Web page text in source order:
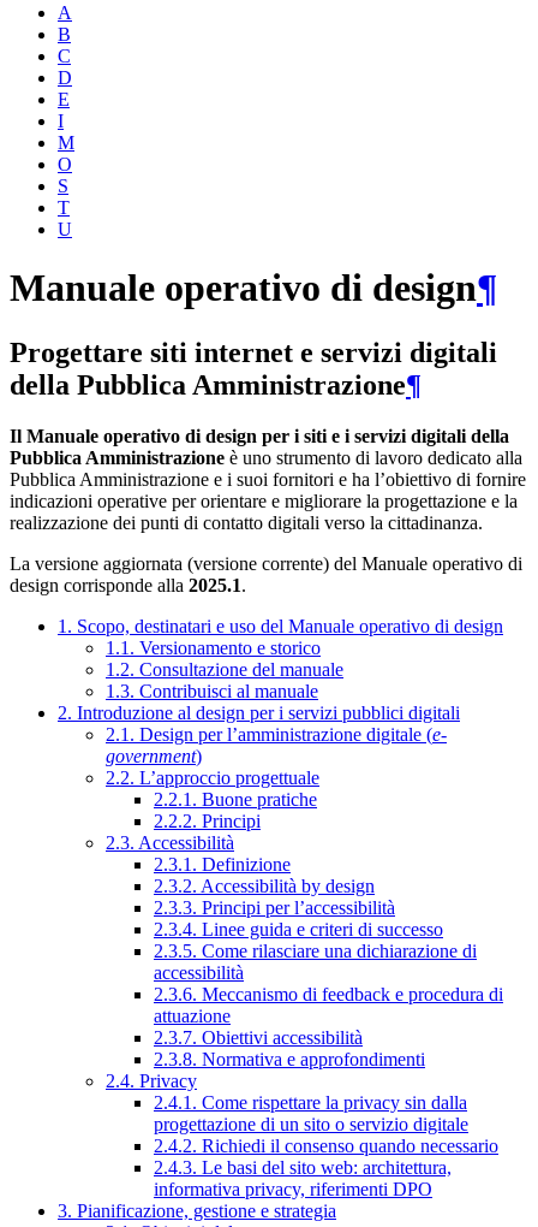
A
B
C
D
E
I
M
O
S
T
U
Manuale operativo di design¶
Progettare siti internet e servizi digitali
della Pubblica Amministrazione¶
Il Manuale operativo di design per i siti e i servizi digitali della
Pubblica Amministrazione è uno strumento di lavoro dedicato alla
Pubblica Amministrazione e i suoi fornitori e ha l’obiettivo di fornire
indicazioni operative per orientare e migliorare la progettazione e la
realizzazione dei punti di contatto digitali verso la cittadinanza.
La versione aggiornata (versione corrente) del Manuale operativo di
design corrisponde alla 2025.1.
1. Scopo, destinatari e uso del Manuale operativo di design
1.1. Versionamento e storico
1.2. Consultazione del manuale
1.3. Contribuisci al manuale
2. Introduzione al design per i servizi pubblici digitali
2.1. Design per l’amministrazione digitale (e-
government)
2.2. L’approccio progettuale
2.2.1. Buone pratiche
2.2.2. Principi
2.3. Accessibilità
2.3.1. Definizione
2.3.2. Accessibilità by design
2.3.3. Principi per l’accessibilità
2.3.4. Linee guida e criteri di successo
2.3.5. Come rilasciare una dichiarazione di
accessibilità
2.3.6. Meccanismo di feedback e procedura di
attuazione
2.3.7. Obiettivi accessibilità
2.3.8. Normativa e approfondimenti
2.4. Privacy
2.4.1. Come rispettare la privacy sin dalla
progettazione di un sito o servizio digitale
2.4.2. Richiedi il consenso quando necessario
2.4.3. Le basi del sito web: architettura,
informativa privacy, riferimenti DPO
3. Pianificazione, gestione e strategia